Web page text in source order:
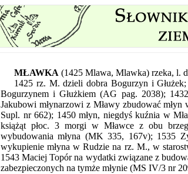
MŁAWKA (1425 Mlawa, Mlawka) rzeka, l.
1425 rz. M. dzieli dobra Bogurzyn i
Bogurzynem i Głużkiem (AG pag. 2038);
Jakubowi młynarzowi z Mławy zbudować
Supl. nr 662); 1450 młyn, niegdyś kuźnia w
książąt płoc. 3 morgi w Mławce z obu
wybudowania młyna (MK 335, 167v); 1535
wykupienie młyna w Rudzie na rz. M., w
1543 Maciej Topór na wydatki związane z
zabezpieczonych na tymże młynie (MS IV/3 nr